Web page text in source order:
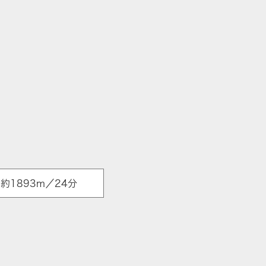
約1893m／24分